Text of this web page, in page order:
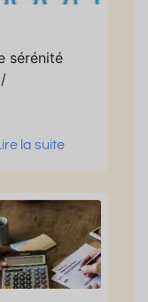
sérénité
la suite